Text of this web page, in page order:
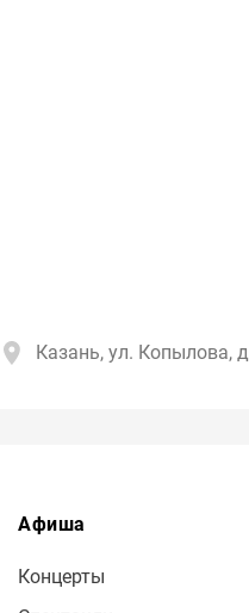
Казань, ул. Копылова,
Афиша
Концерты